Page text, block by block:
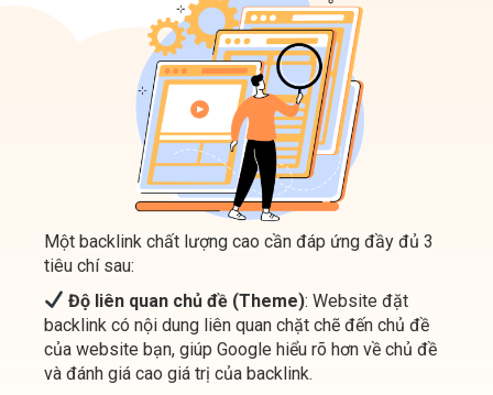
Một backlink chất lượng cao cần đáp ứng đầy đủ 3
Độ liên quan chủ đề (Theme): Website đặt
backlink có nội dung liên quan chặt chẽ đến chủ đề
và đánh giá cao giá trị của backlink.
Độ uy tín của website (Trust): Các chỉ số DR
UR, tuổi đời tên miền càng lâu, càng có uy tín trong